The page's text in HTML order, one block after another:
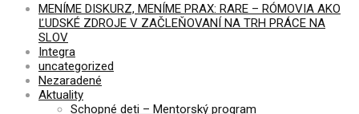
MENÍME DISKURZ, MENÍME PRAX: RARE – RÓMOVIA AKO
ĽUDSKÉ ZDROJE V ZAČLEŇOVANÍ NA TRH PRÁCE NA
SLOV
Integra
uncategorized
Nezaradené
Aktuality
Schopné deti – Mentorský program